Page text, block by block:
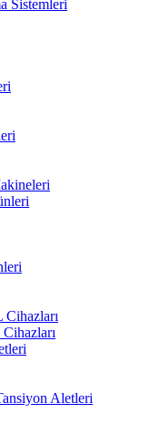
Sistemleri
Aletleri